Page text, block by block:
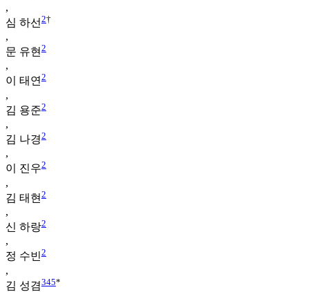
,
심 하선 2†
,
문 유현 2
,
이 태연2
,
김 용준2
,
김 나경2
,
이 진우2
,
김 태현 2
,
신 하랑2
,
정 수빈2
,
김 성겸345*